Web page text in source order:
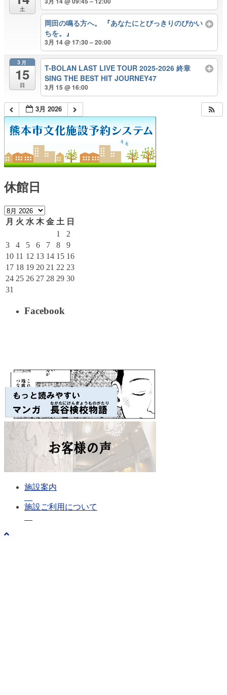
土
岡田の鳴る方へ。 『あなたにとびっきりのぴかい
ちを。』
3月 14 @ 17:30 – 20:00
3月
15
日
T-BOLAN LAST LIVE TOUR 2025-2026 終章
SING THE BEST HIT JOURNEY47
3月 15 @ 16:00
3月 2026
休館日
月 火 水 木 金 土 日
1
2
3
4 5 6 7 8
9
10 11 12 13 14 15 16
17 18 19 20 21 22 23
24 25 26 27 28 29 30
31
Facebook
施設案内
施設ご利用について